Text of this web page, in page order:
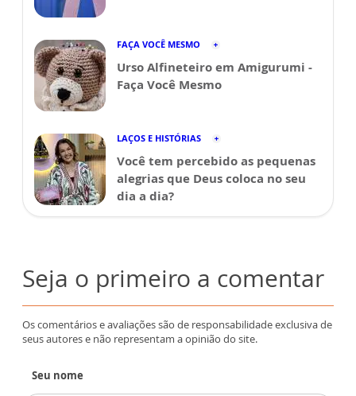
FAÇA VOCÊ MESMO
Urso Alfineteiro em Amigurumi -
Faça Você Mesmo
LAÇOS E HISTÓRIAS
Você tem percebido as pequenas
alegrias que Deus coloca no seu
dia a dia?
Seja o primeiro a comentar
Os comentários e avaliações são de responsabilidade exclusiva de
seus autores e não representam a opinião do site.
Seu nome